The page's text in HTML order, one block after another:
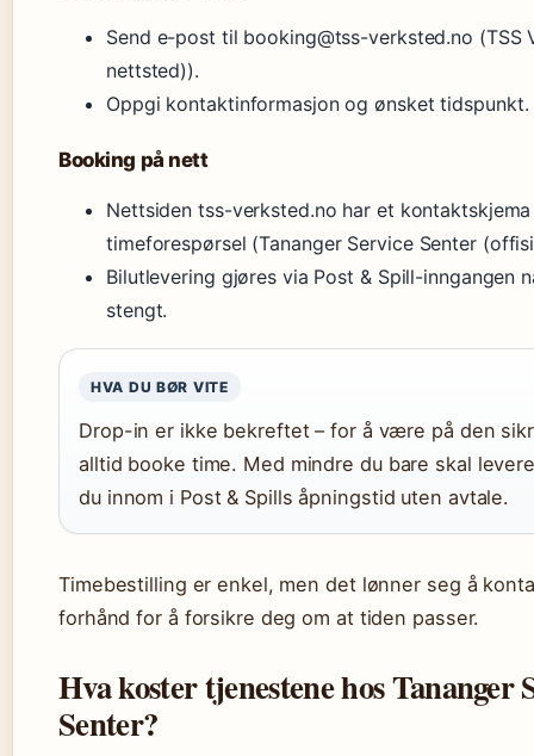
Send e-post til booking@tss-verksted.no (TSS
nettsted)).
Oppgi kontaktinformasjon og ønsket tidspunkt.
Booking på nett
Nettsiden tss-verksted.no har et
timeforespørsel (Tananger Service Senter
Bilutlevering gjøres via Post & Spill-inngangen
stengt.
HVA DU BØR VITE
Drop-in er ikke bekreftet – for å være på den
alltid booke time. Med mindre du bare skal
du innom i Post & Spills åpningstid uten avtale.
Timebestilling er enkel, men det lønner seg å
forhånd for å forsikre deg om at tiden passer.
Hva koster tjenestene hos Tananger
Senter?